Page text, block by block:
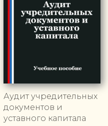
Аудит учредительных
документов и
уставного капитала